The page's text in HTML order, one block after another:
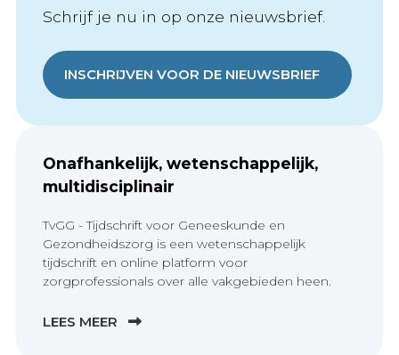
Schrijf je nu in op onze nieuwsbrief.
INSCHRIJVEN VOOR DE NIEUWSBRIEF
Onafhankelijk, wetenschappelijk,
multidisciplinair
TvGG - Tijdschrift voor Geneeskunde en
Gezondheidszorg is een wetenschappelijk
tijdschrift en online platform voor
zorgprofessionals over alle vakgebieden heen.
LEES MEER